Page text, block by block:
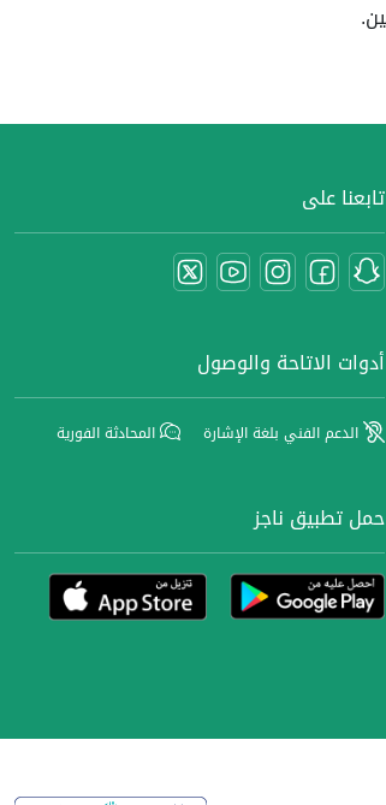
تابعنا على
أدوات الاتاحة والوصول
الدعم الفني بلغة الإشارة المحادثة الفورية
حمل تطبيق ناجز